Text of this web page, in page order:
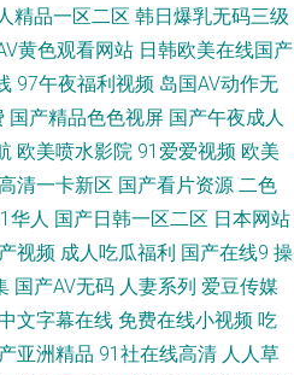
成人在线视频 91资源在线播放 超碰在线
传媒精品 51在线视频导航 99爱国产 成
香五月 岛国午夜在线 久久超踫人人 91
视频 日韩戍人一级 91变态软件 操逼福
多野结衣九区 久草资源网 亚洲色图丝袜
精品一区二区 韩日爆乳无码三级
黄色观看网站 日韩欧美在线国产
97午夜福利视频 岛国AV动作无
国产精品色色视屏 国产午夜成人
欧美喷水影院 91爱爱视频 欧美
清一卡新区 国产看片资源 二色
华人 国产日韩一区二区 日本网站
视频 成人吃瓜福利 国产在线9 操
国产AV无码 人妻系列 爱豆传媒
文字幕在线 免费在线小视频 吃
亚洲精品 91社在线高清 人人草